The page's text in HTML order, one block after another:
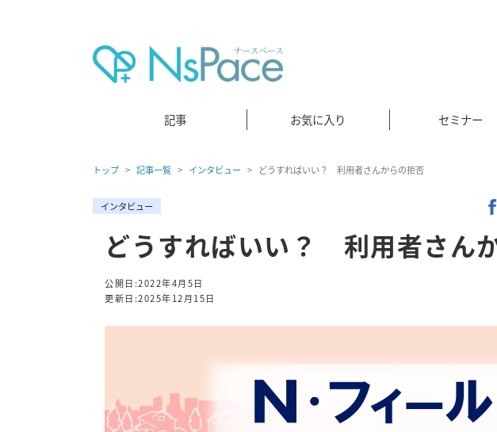
記事 お気に入り セミナー
トップ 記事一覧 インタビュー どうすればいい？ 利用者さんからの拒否
インタビュー
どうすればいい？ 利用者さん
公開日:2022年4月5日
更新日:2025年12月15日